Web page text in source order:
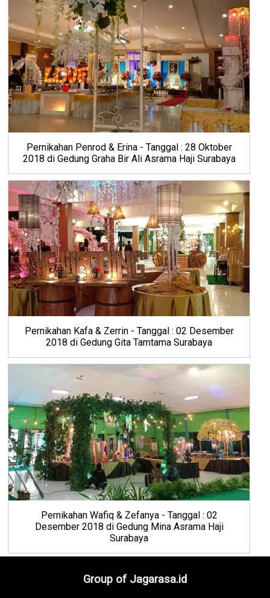
Pernikahan Penrod & Erina - Tanggal : 28 Oktober
2018 di Gedung Graha Bir Ali Asrama Haji Surabaya
Pernikahan Kafa & Zerrin - Tanggal : 02 Desember
2018 di Gedung Gita Tamtama Surabaya
Pernikahan Wafiq & Zefanya - Tanggal : 02
Desember 2018 di Gedung Mina Asrama Haji
Surabaya
Group of Jagarasa.id